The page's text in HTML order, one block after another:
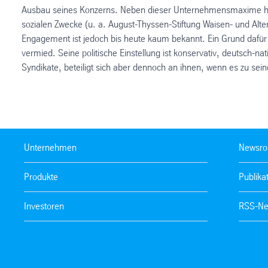
Ausbau seines Konzerns. Neben dieser
sozialen Zwecke (u. a. August-Thyssen-Stiftung Waisen- und
Engagement ist jedoch bis heute kaum bekannt. Ein Grund
vermied. Seine politische Einstellung ist konservativ, deutsch-
Syndikate, beteiligt sich aber dennoch an ihnen, wenn es zu
Unternehmen
Produkte
Investoren RSS-